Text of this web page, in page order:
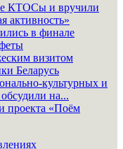
КТОСы и вручили
активность»
в финале
визитом
Беларусь
культурных и
на...
проекта «Поём